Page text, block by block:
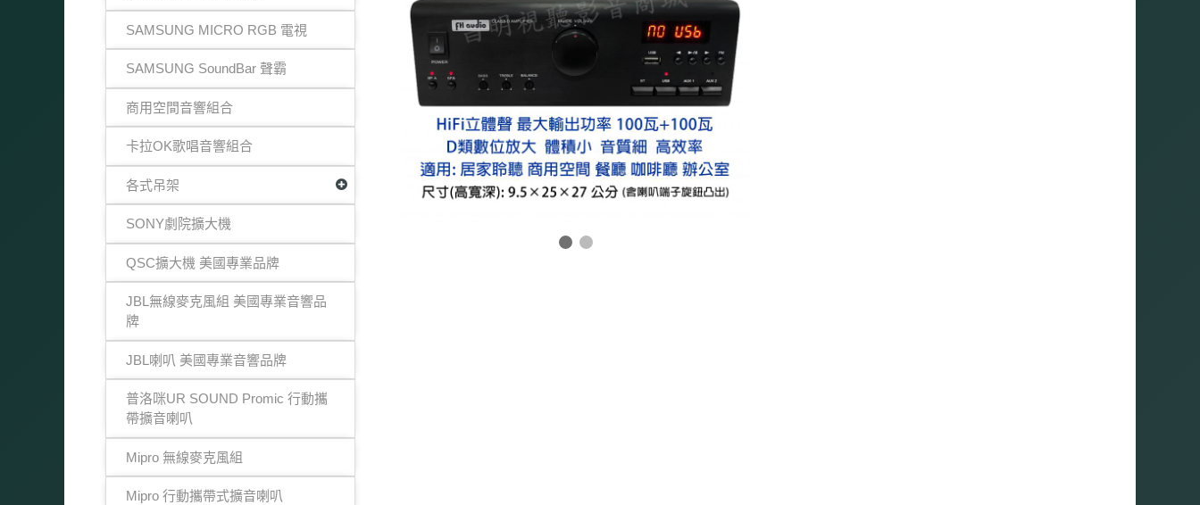
SAMSUNG MICRO RGB 電視
SAMSUNG SoundBar 聲霸
商用空間音響組合
卡拉OK歌唱音響組合
各式吊架
SONY劇院擴大機
QSC擴大機 美國專業品牌
JBL無線麥克風組 美國專業音響品
牌
JBL喇叭 美國專業音響品牌
普洛咪UR SOUND Promic 行動攜
帶擴音喇叭
Mipro 無線麥克風組
Mipro 行動攜帶式擴音喇叭